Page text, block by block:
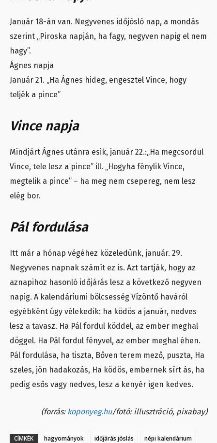
Január 18-án van. Negyvenes időjósló nap, a mondás
szerint „Piroska napján, ha fagy, negyven napig el nem
hagy”.
Ágnes napja
Január 21. „Ha Ágnes hideg, engesztel Vince, hogy
teljék a pince”
Vince napja
Mindjárt Ágnes utánra esik, január 22.:„Ha megcsordul
Vince, tele lesz a pince” ill. „Hogyha fénylik Vince,
megtelik a pince” – ha meg nem csepereg, nem lesz
elég bor.
Pál fordulása
Itt már a hónap végéhez közeledünk, január. 29.
Negyvenes napnak számít ez is. Azt tartják, hogy az
aznapihoz hasonló időjárás lesz a következő negyven
napig. A kalendáriumi bölcsesség Vízöntő haváról
egyébként úgy vélekedik: ha ködös a január, nedves
lesz a tavasz. Ha Pál fordul köddel, az ember meghal
döggel. Ha Pál fordul fényvel, az ember meghal éhen.
Pál fordulása, ha tiszta, Bőven terem mező, puszta, Ha
szeles, jön hadakozás, Ha ködös, embernek sírt ás, ha
pedig esős vagy nedves, lesz a kenyér igen kedves.
(forrás: koponyeg.hu/fotó: illusztráció, pixabay)
CÍMKÉK hagyományok időjárás jóslás
népi kalendárium